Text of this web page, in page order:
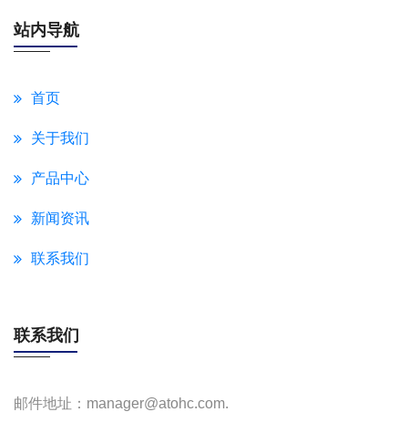
站内导航
首页
关于我们
产品中心
新闻资讯
联系我们
联系我们
邮件地址：manager@atohc.com.